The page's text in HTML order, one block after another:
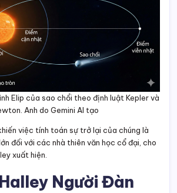
Elip của sao chổi theo định luật Kepler và
Anh do Gemini AI tạo
việc tính toán sự trở lại của chúng là
đối với các nhà thiên văn học cổ đại, cho
xuất hiện.
Người Đàn